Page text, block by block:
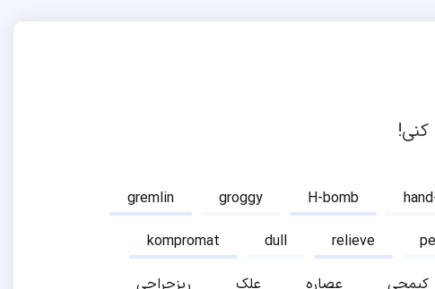
gremlin groggy H-bomb
kompromat
dull relieve
ریزجراحی
علک عصاره کیمچی